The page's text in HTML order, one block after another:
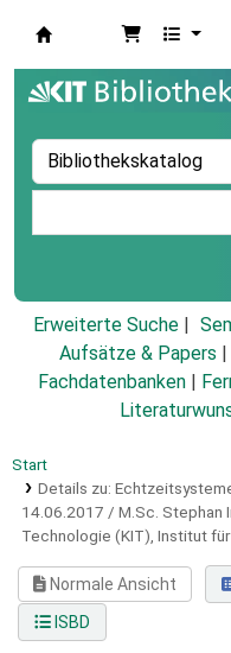
Erweiterte Suche
Aufsätze & Papers
Fachdatenbanken
Start
Details zu:
14.06.2017 / M.Sc. Stephan
Technologie (KIT), Institut
Normale Ansicht
ISBD